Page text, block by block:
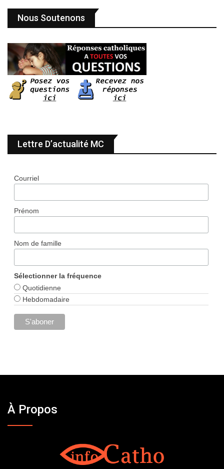
Nous Soutenons
Lettre D’actualité MC
Courriel
Prénom
Nom de famille
Sélectionner la fréquence
Quotidienne
Hebdomadaire
À Propos